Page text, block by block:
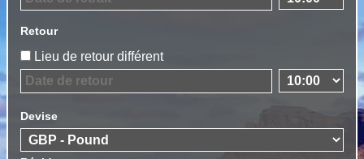
Retour
Lieu de retour différent
Devise